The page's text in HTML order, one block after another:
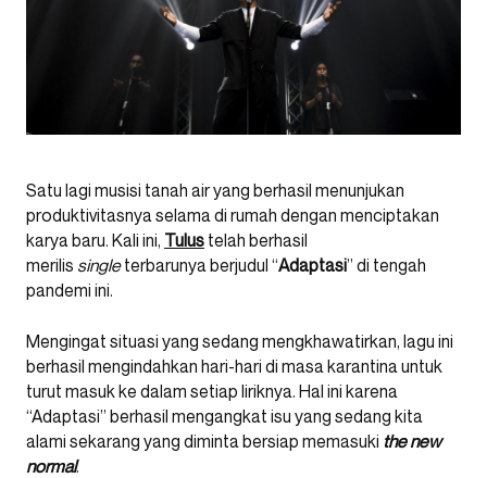
Satu lagi musisi tanah air yang berhasil menunjukan
produktivitasnya selama di rumah dengan menciptakan
karya baru. Kali ini, Tulus telah berhasil
merilis singleterbarunya berjudul “Adaptasi” di tengah
pandemi ini.
Mengingat situasi yang sedang mengkhawatirkan, lagu ini
berhasil mengindahkan hari-hari di masa karantina untuk
turut masuk ke dalam setiap liriknya. Hal ini karena
“Adaptasi” berhasil mengangkat isu yang sedang kita
alami sekarang yang diminta bersiap memasuki the new
normal.